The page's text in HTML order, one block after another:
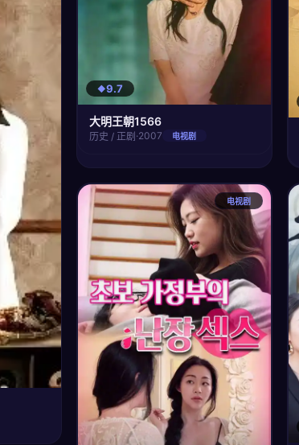
9.7
大明王朝1566
历史 / 正剧 ·2007 电视剧
电视剧